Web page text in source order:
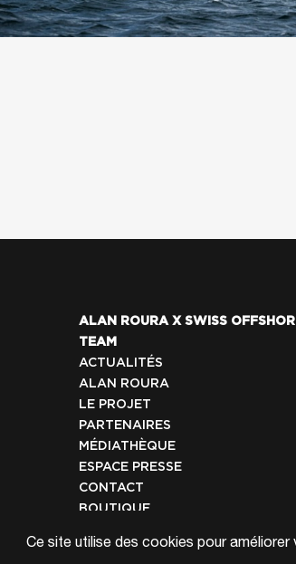
Ce site utilise des cookies pour améliorer
ALAN ROURA X SWISS
TEAM
ACTUALITÉS
ALAN ROURA
LE PROJET
PARTENAIRES
MÉDIATHÈQUE
ESPACE PRESSE
CONTACT
BOUTIQUE